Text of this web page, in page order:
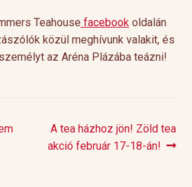
Teahouse facebookoldalán
közül meghívunk valakit, és
az Aréna Plázába teázni!
Next
post:
A tea házhoz jön! Zöld tea
akció február 17-18-án!